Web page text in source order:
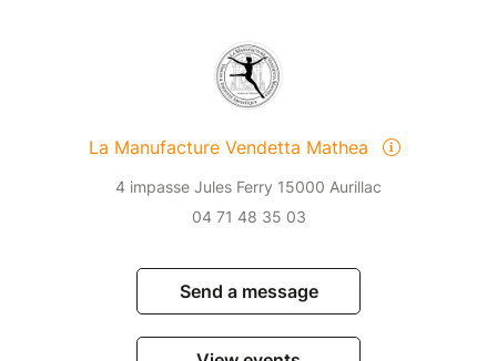
La Manufacture Vendetta Mathea
4 impasse Jules Ferry 15000 Aurillac
04 71 48 35 03
Send a message